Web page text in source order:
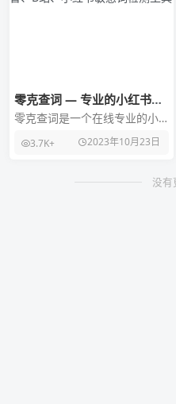
零克查词 — 专业的小红书、
抖音、B站、小红书敏感词检
测工具
零克查词是一个在线专业的小
词和违规词检测工具，帮助内
3.7K+ 2023年10月23日
没有